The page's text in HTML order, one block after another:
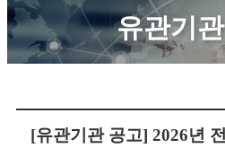
유관기
[유관기관 공고] 2026년